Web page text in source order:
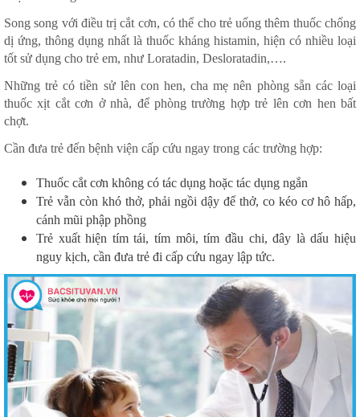
Song song với điều trị cắt cơn, có thể cho trẻ uống thêm thuốc chống
dị ứng, thông dụng nhất là thuốc kháng histamin, hiện có nhiều loại
tốt sử dụng cho trẻ em, như Loratadin, Desloratadin,….
Những trẻ có tiền sử lên con hen, cha mẹ nên phòng sẵn các loại
thuốc xịt cắt cơn ở nhà, để phòng trường hợp trẻ lên cơn hen bất
chợt.
Cần đưa trẻ đến bệnh viện cấp cứu ngay trong các trường hợp:
Thuốc cắt cơn không có tác dụng hoặc tác dụng ngắn
Trẻ vẫn còn khó thở, phải ngồi dậy để thở, co kéo cơ hô hấp,
cánh mũi phập phồng
Trẻ xuất hiện tím tái, tím môi, tím đầu chi, đây là dấu hiệu
nguy kịch, cần đưa trẻ đi cấp cứu ngay lập tức.